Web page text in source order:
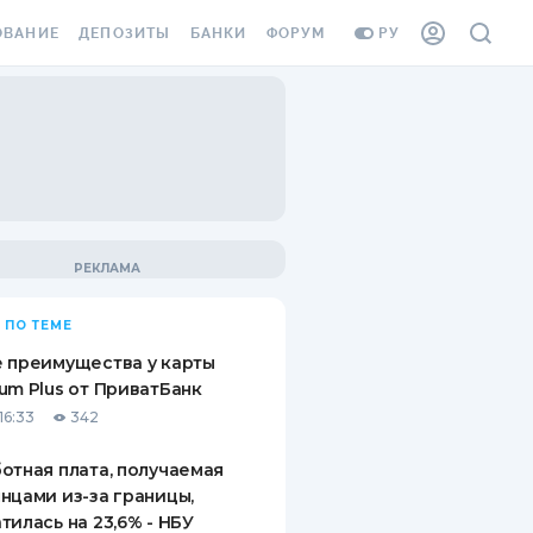
РУ
ВИНЬЕТКА
СОТРУДНИКОВ
ОТ
СЛУЧАЕВ
ДЕПОЗИТЫ
ВОПРОСЫ И ОТВЕТЫ
ПУТЕВОДИТЕЛИ ПО
БАНКИ ФОРУМ
ПО ТЕМЕ
преимущества у карты
Plus от ПриватБанк
342
плата, получаемая
из-за границы,
на 23,6% - НБУ